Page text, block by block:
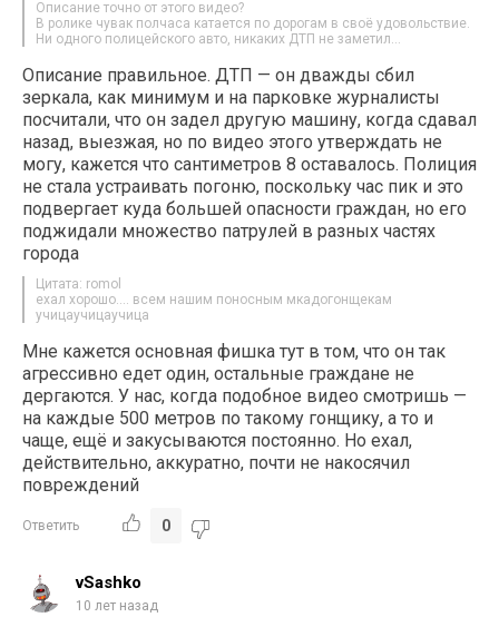
Описание точно от этого видео?
В ролике чувак полчаса катается по дорогам в своё удовольствие.
Ни одного полицейского авто, никаких ДТП не заметил…
Описание правильное. ДТП — он дважды сбил
зеркала, как минимум и на парковке журналисты
посчитали, что он задел другую машину, когда сдавал
назад, выезжая, но по видео этого утверждать не
могу, кажется что сантиметров 8 оставалось. Полиция
не стала устраивать погоню, поскольку час пик и это
подвергает куда большей опасности граждан, но его
поджидали множество патрулей в разных частях
города
Цитата: romol
ехал хорошо…. всем нашим поносным мкадогонщекам
учицаучицаучица
Мне кажется основная фишка тут в том, что он так
агрессивно едет один, остальные граждане не
дергаются. У нас, когда подобное видео смотришь —
на каждые 500 метров по такому гонщику, а то и
чаще, ещё и закусываются постоянно. Но ехал,
действительно, аккуратно, почти не накосячил
повреждений
Ответить 0
vSashko
10 лет назад